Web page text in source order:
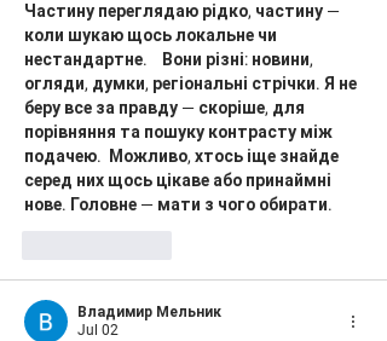
Частину переглядаю рідко, частину —
коли шукаю щось локальне чи
нестандартне.    Вони різні: новини,
огляди, думки, регіональні стрічки. Я не
беру все за правду — скоріше, для
порівняння та пошуку контрасту між
подачею.  Можливо, хтось іще знайде
серед них щось цікаве або принаймні
нове. Головне — мати з чого обирати.
Владимир Мельник
Jul 02